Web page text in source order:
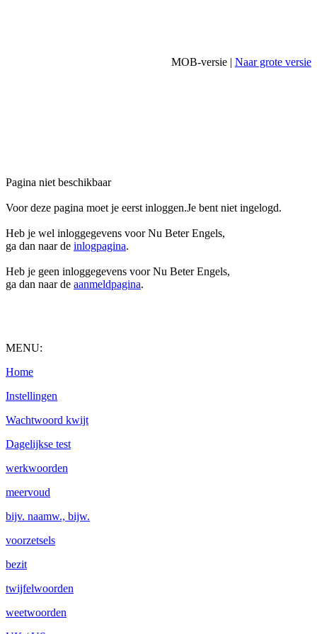
MOB-versie | Naar grote versie
Pagina niet beschikbaar
Voor deze pagina moet je eerst inloggen.Je bent niet ingelogd.
Heb je wel inloggegevens voor Nu Beter Engels,
ga dan naar de inlogpagina.
Heb je geen inloggegevens voor Nu Beter Engels,
ga dan naar de aanmeldpagina.
MENU:
Home
Instellingen
Wachtwoord kwijt
Dagelijkse test
werkwoorden
meervoud
bijv. naamw., bijw.
voorzetsels
bezit
twijfelwoorden
weetwoorden